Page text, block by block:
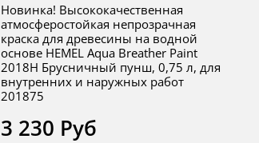
Новинка! Высококачественная
атмосферостойкая непрозрачная
краска для древесины на водной
основе HEMEL Aqua Breather Paint
2018H Брусничный пунш, 0,75 л, для
внутренних и наружных работ
201875
3 230 Руб